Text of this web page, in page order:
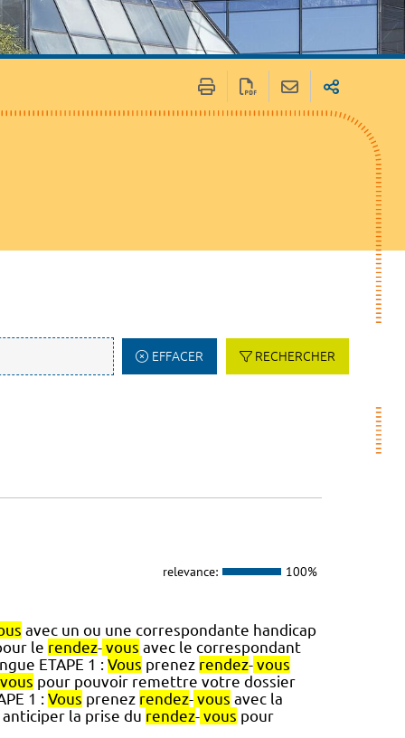
EFFACER RECHERCHER
relevance: 100%
avec un ou une correspondante handicap
le rendez- vous avec le correspondant
ETAPE 1 : Vous prenez rendez- vous
vous pour pouvoir remettre votre dossier
1 : Vous prenez rendez- vous avec la
la prise du rendez- vous pour